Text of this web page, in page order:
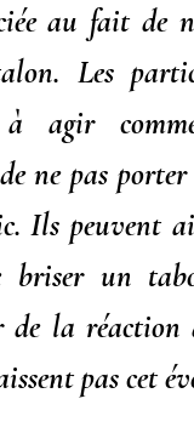
au fait de
Les
agir
ne pas
Ils peuvent
briser un
de la réaction
pas cet